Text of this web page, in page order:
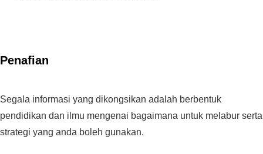
Penafian
Segala informasi yang dikongsikan adalah berbentuk
pendidikan dan ilmu mengenai bagaimana untuk melabur serta
strategi yang anda boleh gunakan.